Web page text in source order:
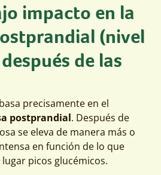
impacto en la
(nivel
de las
precisamente en el
postprandial. Después de
se eleva de manera más o
en función de lo que
picos glucémicos.